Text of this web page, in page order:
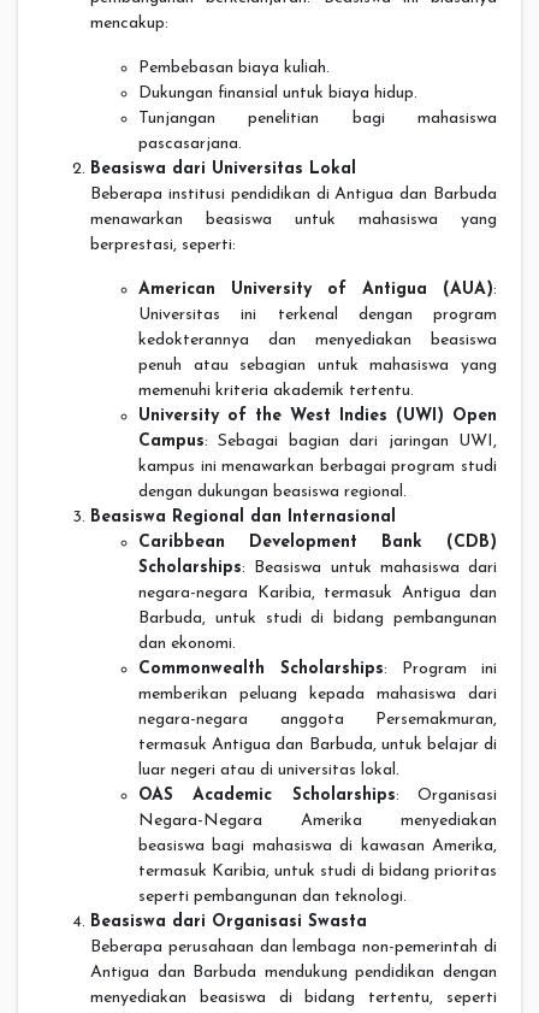
mencakup:
Pembebasan biaya kuliah.
Dukungan finansial untuk biaya hidup.
Tunjangan penelitian bagi mahasiswa
pascasarjana.
Beasiswa dari Universitas Lokal
Beberapa institusi pendidikan di Antigua dan Barbuda
menawarkan beasiswa untuk mahasiswa yang
berprestasi, seperti:
American University of Antigua (AUA):
Universitas ini terkenal dengan program
kedokterannya dan menyediakan beasiswa
penuh atau sebagian untuk mahasiswa yang
memenuhi kriteria akademik tertentu.
University of the West Indies (UWI) Open
Campus: Sebagai bagian dari jaringan UWI,
kampus ini menawarkan berbagai program studi
dengan dukungan beasiswa regional.
Beasiswa Regional dan Internasional
Caribbean Development Bank (CDB)
Scholarships: Beasiswa untuk mahasiswa dari
negara-negara Karibia, termasuk Antigua dan
Barbuda, untuk studi di bidang pembangunan
dan ekonomi.
Commonwealth Scholarships: Program ini
memberikan peluang kepada mahasiswa dari
negara-negara anggota Persemakmuran,
termasuk Antigua dan Barbuda, untuk belajar di
luar negeri atau di universitas lokal.
OAS Academic Scholarships: Organisasi
Negara-Negara Amerika menyediakan
beasiswa bagi mahasiswa di kawasan Amerika,
termasuk Karibia, untuk studi di bidang prioritas
seperti pembangunan dan teknologi.
Beasiswa dari Organisasi Swasta
Beberapa perusahaan dan lembaga non-pemerintah di
Antigua dan Barbuda mendukung pendidikan dengan
menyediakan beasiswa di bidang tertentu, seperti